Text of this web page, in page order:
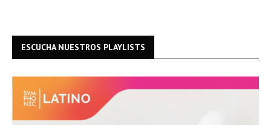
ESCUCHA NUESTROS PLAYLISTS